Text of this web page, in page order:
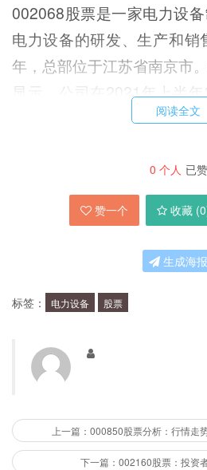
002068股票是一家电力设
电力设备的研发、生产和
年，总部位于江苏省南京市
显示，公司在2021年上半
15.2亿元，净利润约为1.7亿
002068股票为什么会大涨？
002068股票的大涨主要是
升和市场对其前景的看好所
域的快速发展背景下，电力
景更加广阔，这也为002068
投资002068股票值得吗？
对于是否值得投资002068
据自身的风险偏好和投资需
阅读全文
0 个人 已赞
赞一个 收藏 (0
生成海报
标签： 电力设备 股票
上一篇：000850股票分析：行情走
下一篇：002160股票：投资